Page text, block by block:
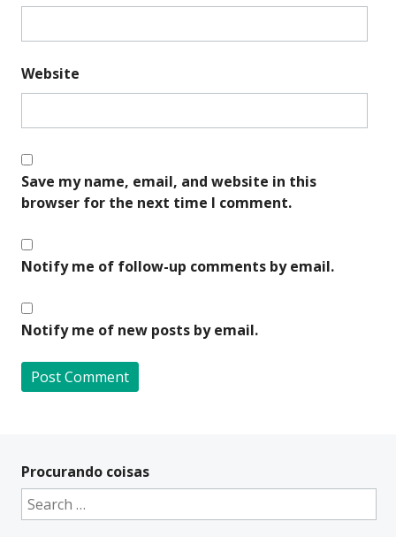
Website
Save my name, email, and website in this
browser for the next time I comment.
Notify me of follow-up comments by email.
Notify me of new posts by email.
t
e
Procurando coisas
Search
for: